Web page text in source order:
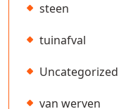
steen
tuinafval
Uncategorized
van werven